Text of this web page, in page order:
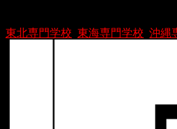
東北専門学校 東海専門学校 沖縄